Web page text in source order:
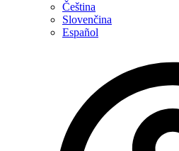
Čeština
Slovenčina
Español